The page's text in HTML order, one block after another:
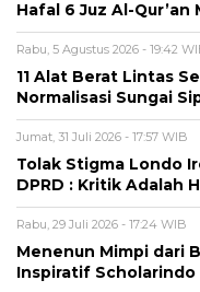
Hafal 6 Juz Al-
Rabu, 5 Agustus 2026 - 19:42
11 Alat Berat Lintas
Normalisasi Sungai
Jumat, 31 Juli 2026 - 17:57 WIB
Tolak Stigma Londo
DPRD : Kritik Adalah
Rabu, 29 Juli 2026 - 17:24 WIB
Menenun Mimpi dari
Inspiratif Scholarindo